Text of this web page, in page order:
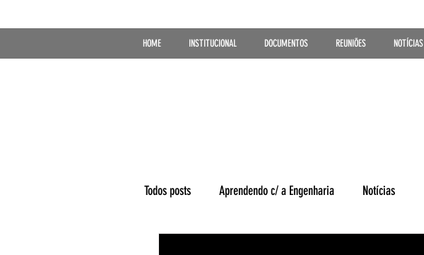
HOME INSTITUCIONAL DOCUMENTOS REUNIÕES NOTÍCIAS
Todos posts Aprendendo c/ a Engenharia Notícias